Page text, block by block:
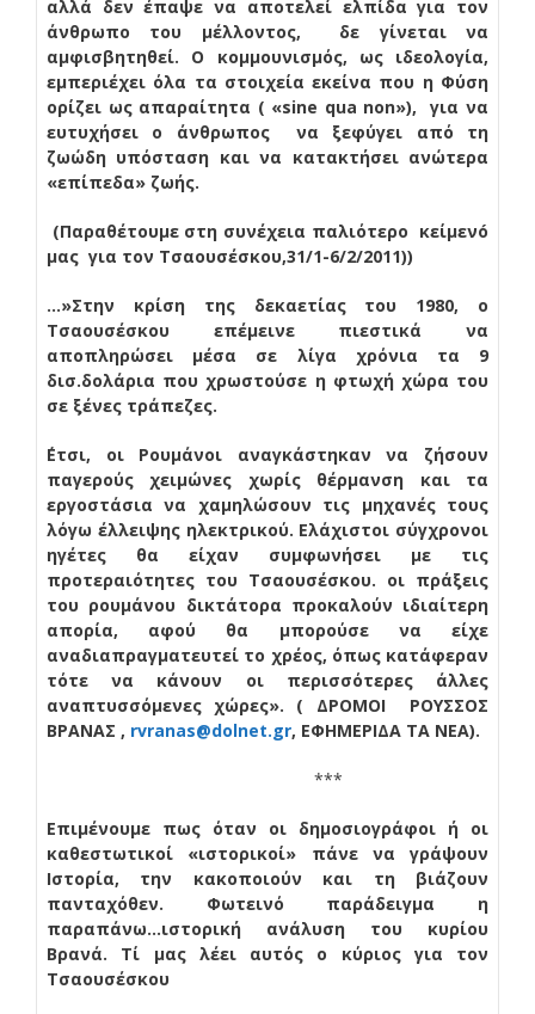
αλλά δεν έπαψε να αποτελεί ελπίδα για τον
άνθρωπο του μέλλοντος, δε γίνεται να
αμφισβητηθεί. Ο κομμουνισμός, ως ιδεολογία,
εμπεριέχει όλα τα στοιχεία εκείνα που η Φύση
ορίζει ως απαραίτητα ( «sine qua non»), για να
ευτυχήσει ο άνθρωπος να ξεφύγει από τη
ζωώδη υπόσταση και να κατακτήσει ανώτερα
«επίπεδα» ζωής.
(Παραθέτουμε στη συνέχεια παλιότερο κείμενó
μας για τον Τσαουσέσκου,31/1-6/2/2011))
…»Στην κρίση της δεκαετίας του 1980, ο
Τσαουσέσκου επέμεινε πιεστικά να
αποπληρώσει μέσα σε λίγα χρόνια τα 9
δισ.δολάρια που χρωστούσε η φτωχή χώρα του
σε ξένες τράπεζες.
΄Ετσι, οι Ρουμάνοι αναγκάστηκαν να ζήσουν
παγερούς χειμώνες χωρίς θέρμανση και τα
εργοστάσια να χαμηλώσουν τις μηχανές τους
λόγω έλλειψης ηλεκτρικού. Ελάχιστοι σύγχρονοι
ηγέτες θα είχαν συμφωνήσει με τις
προτεραιότητες του Τσαουσέσκου. οι πράξεις
του ρουμάνου δικτάτορα προκαλούν ιδιαίτερη
απορία, αφού θα μπορούσε να είχε
αναδιαπραγματευτεί το χρέος, όπως κατάφεραν
τότε να κάνουν οι περισσότερες άλλες
αναπτυσσόμενες χώρες». ( ΔΡΟΜΟΙ ΡΟΥΣΣΟΣ
ΒΡΑΝΑΣ , rvranas@dolnet.gr, ΕΦΗΜΕΡΙΔΑ ΤΑ ΝΕΑ).
***
Επιμένουμε πως όταν οι δημοσιογράφοι ή οι
καθεστωτικοί «ιστορικοί» πάνε να γράψουν
Ιστορία, την κακοποιούν και τη βιάζουν
πανταχόθεν. Φωτεινό παράδειγμα η
παραπάνω…ιστορική ανάλυση του κυρίου
Βρανά. Τί μας λέει αυτός ο κύριος για τον
Τσαουσέσκου